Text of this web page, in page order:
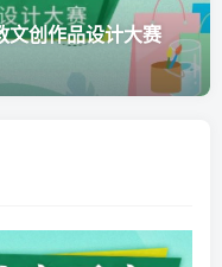
文创作品设计大赛